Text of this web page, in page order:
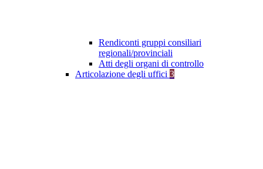
Rendiconti gruppi consiliari
regionali/provinciali
Atti degli organi di controllo
Articolazione degli uffici 3